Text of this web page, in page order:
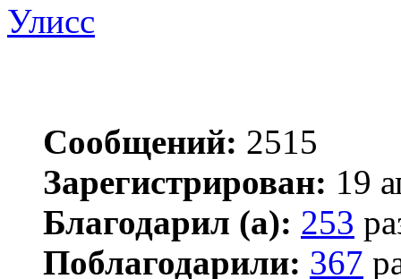
Улисс
Сообщений: 2515
Зарегистрирован: 19
Благодарил (а): 253
Поблагодарили: 367